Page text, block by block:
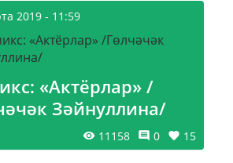
2019 - 11:59
«Актёрлар» /
Зәйнуллина/
11158 0 15